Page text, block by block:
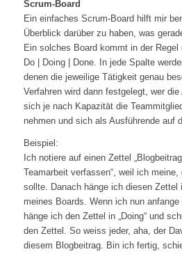
Scrum-Board
Ein einfaches Scrum-Board hilft mir
Überblick darüber zu haben, was
Ein solches Board kommt in der
Do | Doing | Done. In jede Spalte
denen die jeweilige Tätigkeit genau
Verfahren wird dann festgelegt, wer
sich je nach Kapazität die
nehmen und sich als Ausführende auf
Beispiel:
Ich notiere auf einen Zettel
Teamarbeit verfassen“, weil ich
sollte. Danach hänge ich diesen Zettel
meines Boards. Wenn ich nun
hänge ich den Zettel in „Doing“ und
den Zettel. So weiss jeder, aha, der
diesem Blogbeitrag. Bin ich fertig,